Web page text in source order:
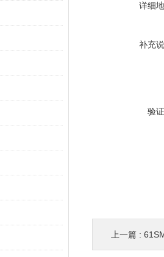
详细
补充
验
上一篇 :